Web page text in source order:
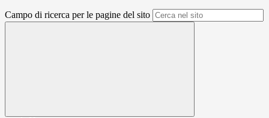
Campo di ricerca per le pagine del sito